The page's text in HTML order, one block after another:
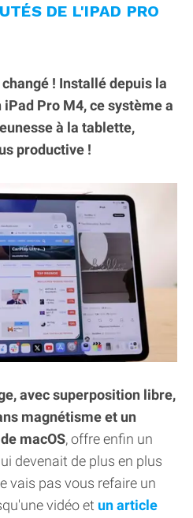
DE L'IPAD PRO
! Installé depuis la
Pro M4, ce système a
à la tablette,
productive !
avec superposition libre,
magnétisme et un
macOS, offre enfin un
devenait de plus en plus
vais pas vous refaire un
vidéo et un article